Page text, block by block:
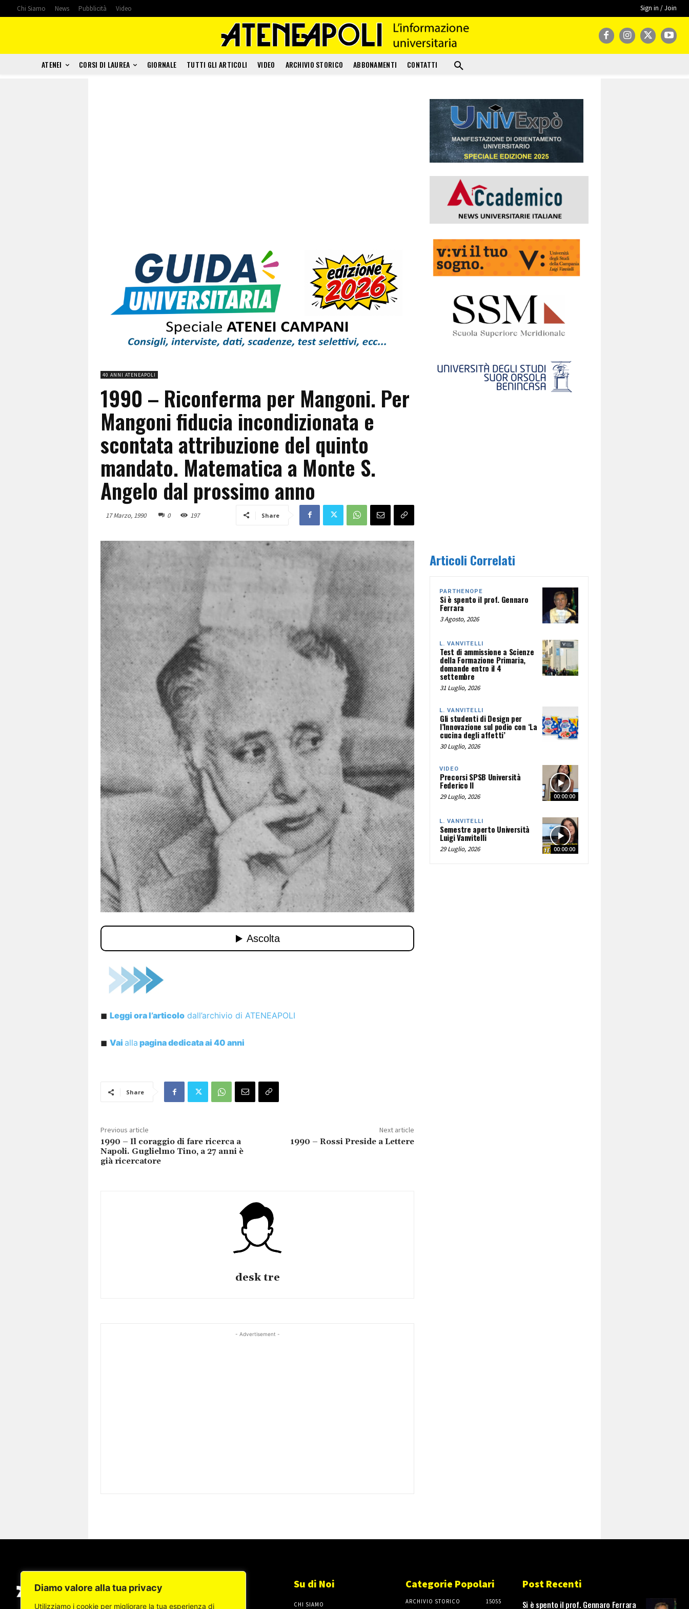
Diamo valore alla tua privacy
Utilizziamo i cookie per migliorare la tua esperienza di
Chi Siamo News Pubblicità Video Sign in / Join
ATENEI CORSI DI LAUREA GIORNALE TUTTI GLI ARTICOLI VIDEO ARCHIVIO STORICO ABBONAMENTI CONTATTI
40 ANNI ATENEAPOLI
1990 – Riconferma per Mangoni. Per
Mangoni fiducia incondizionata e
scontata attribuzione del quinto
mandato. Matematica a Monte S.
Angelo dal prossimo anno
17 Marzo, 1990 0 197 Share
◼︎ Leggi ora l’articolo dall’archivio di ATENEAPOLI
◼︎ Vai alla pagina dedicata ai 40 anni
Share
Previous article
1990 – Il coraggio di fare ricerca a
Napoli. Guglielmo Tino, a 27 anni è
già ricercatore
Next article
1990 – Rossi Preside a Lettere
desk tre
- Advertisement -
Articoli Correlati
PARTHENOPE
Si è spento il prof. Gennaro
Ferrara
3 Agosto, 2026
L. VANVITELLI
Test di ammissione a Scienze
della Formazione Primaria,
domande entro il 4
settembre
31 Luglio, 2026
L. VANVITELLI
Gli studenti di Design per
l’Innovazione sul podio con ‘La
cucina degli affetti’
30 Luglio, 2026
00:00:00
VIDEO
Precorsi SPSB Università
Federico II
29 Luglio, 2026
00:00:00
L. VANVITELLI
Semestre aperto Università
Luigi Vanvitelli
29 Luglio, 2026
Su di Noi
CHI SIAMO
Categorie Popolari
ARCHIVIO STORICO 15055
Post Recenti
Si è spento il prof. Gennaro Ferrara